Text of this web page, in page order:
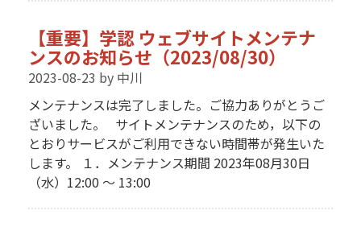
【重要】学認 ウェブサイトメンテナ
ンスのお知らせ（2023/08/30）
2023-08-23 by 中川
メンテナンスは完了しました。ご協力ありがとうご
ざいました。 サイトメンテナンスのため，以下の
とおりサービスがご利用できない時間帯が発生いた
します。 １．メンテナンス期間 2023年08月30日
（水）12:00 〜 13:00